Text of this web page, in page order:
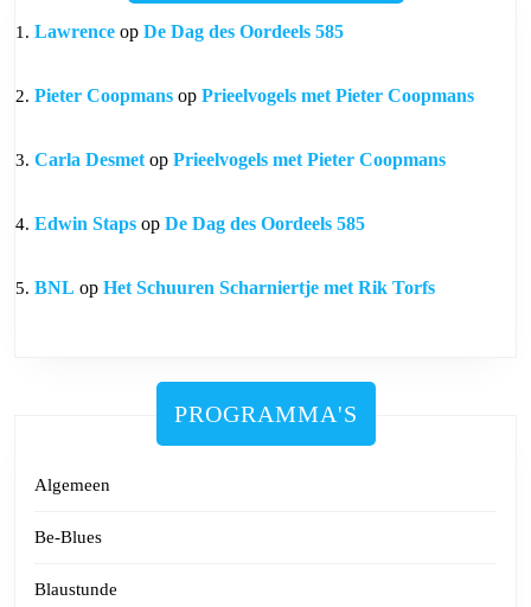
Lawrence op De Dag des Oordeels 585
Pieter Coopmans op Prieelvogels met Pieter Coopmans
Carla Desmet op Prieelvogels met Pieter Coopmans
Edwin Staps op De Dag des Oordeels 585
BNL op Het Schuuren Scharniertje met Rik Torfs
PROGRAMMA'S
Algemeen
Be-Blues
Blaustunde